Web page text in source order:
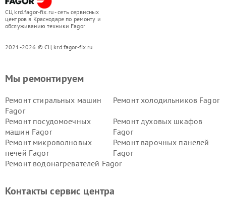
СЦ krd.fagor-fix.ru - сеть сервисных
центров в Краснодаре по ремонту и
обслуживанию техники Fagor
2021-2026 © СЦ krd.fagor-fix.ru
Мы ремонтируем
Ремонт стиральных машин
Fagor
Ремонт холодильников Fagor
Ремонт посудомоечных
машин Fagor
Ремонт духовых шкафов
Fagor
Ремонт микроволновых
печей Fagor
Ремонт варочных панелей
Fagor
Ремонт водонагревателей Fagor
Контакты сервис центра